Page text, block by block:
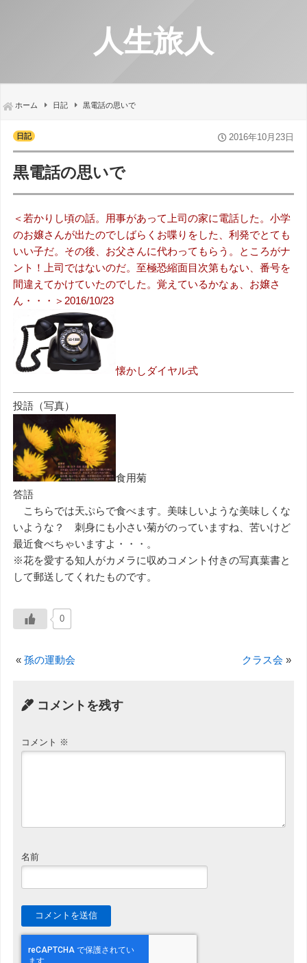
人生旅人
ホーム 日記 黒電話の思いで
日記 2016年10月23日
黒電話の思いで
＜若かりし頃の話。用事があって上司の家に電話した。小学
のお嬢さんが出たのでしばらくお喋りをした、利発でとても
いい子だ。その後、お父さんに代わってもらう。ところがナ
ント！上司ではないのだ。至極恐縮面目次第もない、番号を
間違えてかけていたのでした。覚えているかなぁ、お嬢さ
ん・・・＞2016/10/23
懐かしダイヤル式
投語（写真）
食用菊
答語
こちらでは天ぷらで食べます。美味しいような美味しくな
いような？ 刺身にも小さい菊がのっていますね、苦いけど
最近食べちゃいますよ・・・。
※花を愛する知人がカメラに収めコメント付きの写真葉書と
して郵送してくれたものです。
0
« 孫の運動会 クラス会 »
コメントを残す
コメント ※
名前